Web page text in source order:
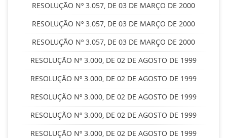
RESOLUÇÃO Nº 3.057, DE 03 DE MARÇO DE 2000
RESOLUÇÃO Nº 3.057, DE 03 DE MARÇO DE 2000
RESOLUÇÃO Nº 3.057, DE 03 DE MARÇO DE 2000
RESOLUÇÃO Nº 3.000, DE 02 DE AGOSTO DE 1999
RESOLUÇÃO Nº 3.000, DE 02 DE AGOSTO DE 1999
RESOLUÇÃO Nº 3.000, DE 02 DE AGOSTO DE 1999
RESOLUÇÃO Nº 3.000, DE 02 DE AGOSTO DE 1999
RESOLUÇÃO Nº 3.000, DE 02 DE AGOSTO DE 1999